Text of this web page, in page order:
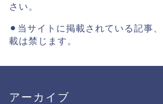
さい。
⚫︎当サイトに掲載されている記事
載は禁じます。
アーカイブ